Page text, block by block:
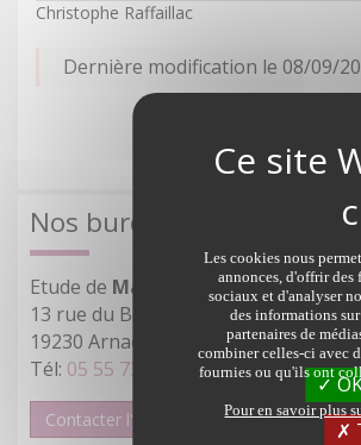
Christophe Raffaillac
Dernière modification le 08/09/
Nos bureaux
Etude de Maître Louis Reillier
13 rue du Bois Vert
19230 Arnac-Pompadour
Tél: 05 55 73 80 00
Contacter l'office Plan d'accès
Les cookies nous
annonces, d'offrir
sociaux et d'analyser
des informations
partenaires de
combiner celles-ci avec
fournies ou qu'ils ont
Pour en savoir plus